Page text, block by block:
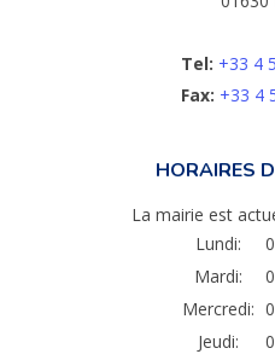
Tel: +33 4
Fax: +33 4
HORAIRES
La mairie est
Lundi:
Mardi:
Mercredi:
Jeudi: